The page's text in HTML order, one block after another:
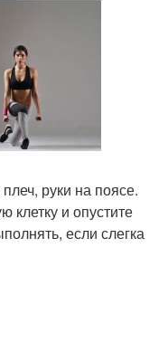
руки на поясе.
клетку и опустите
если слегка